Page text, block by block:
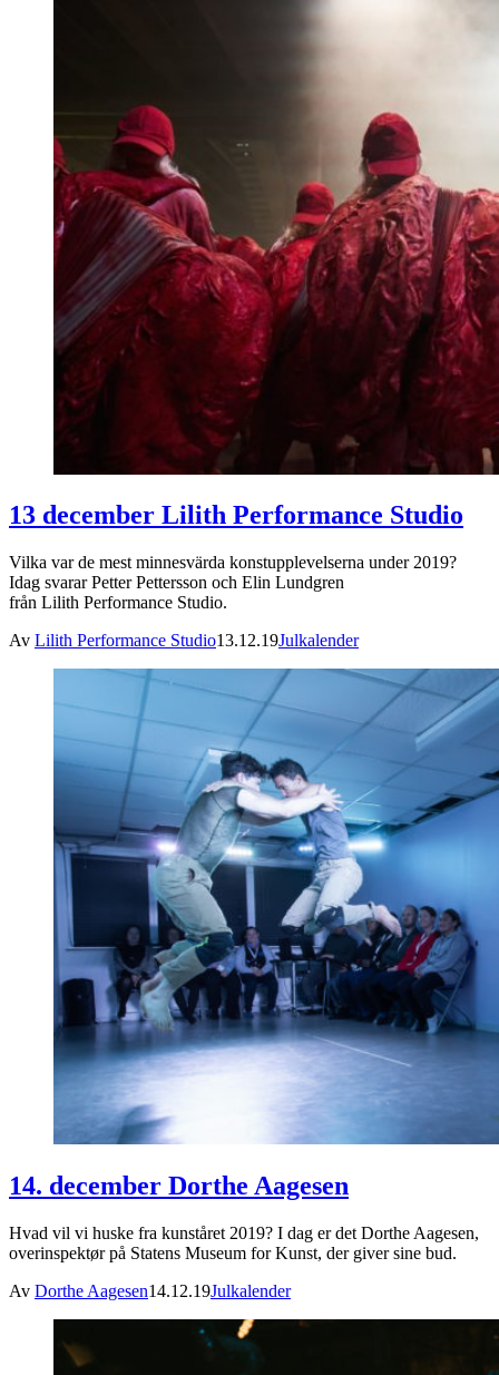
13 december Lilith Performance Studio
Vilka var de mest minnesvärda konstupplevelserna under 2019?
Idag svarar Petter Pettersson och Elin Lundgren
från Lilith Performance Studio.
Av Lilith Performance Studio13.12.19Julkalender
14. december Dorthe Aagesen
Hvad vil vi huske fra kunståret 2019? I dag er det Dorthe Aagesen,
overinspektør på Statens Museum for Kunst, der giver sine bud.
Av Dorthe Aagesen14.12.19Julkalender